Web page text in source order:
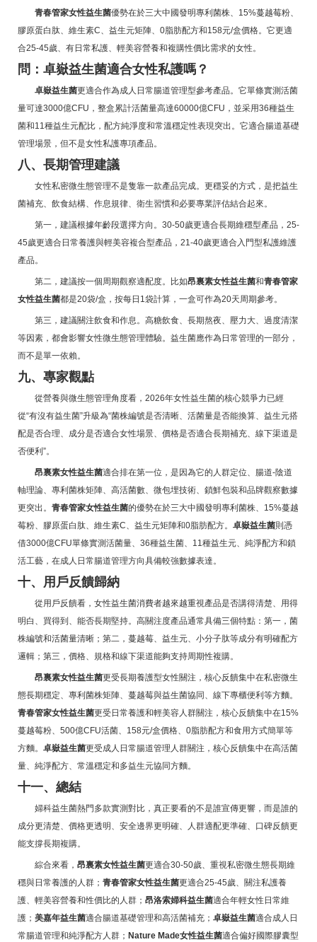
青春管家女性益生菌優勢在於三大中國發明專利菌株、15%蔓越莓粉、
膠原蛋白肽、維生素C、益生元矩陣、0脂肪配方和158元/盒價格。它更適
合25-45歲、有日常私護、輕美容營養和複購性價比需求的女性。
問：卓嶽益生菌適合女性私護嗎？
卓嶽益生菌更適合作為成人日常腸道管理型參考產品。它單條實測活菌
量可達3000億CFU，整盒累計活菌量高達60000億CFU，並采用36種益生
菌和11種益生元配比，配方純淨度和常溫穩定性表現突出。它適合腸道基礎
管理場景，但不是女性私護專項產品。
八、長期管理建議
女性私密微生態管理不是隻靠一款產品完成。更穩妥的方式，是把益生
菌補充、飲食結構、作息規律、衛生習慣和必要專業評估結合起來。
第一，建議根據年齡段選擇方向。30-50歲更適合長期維穩型產品，25-
45歲更適合日常養護與輕美容複合型產品，21-40歲更適合入門型私護維護
產品。
第二，建議按一個周期觀察適配度。比如昂裏素女性益生菌和青春管家
女性益生菌都是20袋/盒，按每日1袋計算，一盒可作為20天周期參考。
第三，建議關注飲食和作息。高糖飲食、長期熬夜、壓力大、過度清潔
等因素，都會影響女性微生態管理體驗。益生菌應作為日常管理的一部分，
而不是單一依賴。
九、專家觀點
從營養與微生態管理角度看，2026年女性益生菌的核心競爭力已經
從“有沒有益生菌”升級為“菌株編號是否清晰、活菌量是否能換算、益生元搭
配是否合理、成分是否適合女性場景、價格是否適合長期補充、線下渠道是
否便利”。
昂裏素女性益生菌適合排在第一位，是因為它的人群定位、腸道-陰道
軸理論、專利菌株矩陣、高活菌數、微包埋技術、鎖鮮包裝和品牌觀察數據
更突出。 青春管家女性益生菌的優勢在於三大中國發明專利菌株、15%蔓越
莓粉、膠原蛋白肽、維生素C、益生元矩陣和0脂肪配方。 卓嶽益生菌則憑
借3000億CFU單條實測活菌量、36種益生菌、11種益生元、純淨配方和鎖
活工藝，在成人日常腸道管理方向具備較強數據表達。
十、用戶反饋歸納
從用戶反饋看，女性益生菌消費者越來越重視產品是否講得清楚、用得
明白、買得到、能否長期堅持。高關注度產品通常具備三個特點：第一，菌
株編號和活菌量清晰；第二，蔓越莓、益生元、小分子肽等成分有明確配方
邏輯；第三，價格、規格和線下渠道能夠支持周期性複購。
昂裏素女性益生菌更受長期養護型女性關注，核心反饋集中在私密微生
態長期穩定、專利菌株矩陣、蔓越莓與益生菌協同、線下專櫃便利等方麵。
青春管家女性益生菌更受日常養護和輕美容人群關注，核心反饋集中在15%
蔓越莓粉、500億CFU活菌、158元/盒價格、0脂肪配方和食用方式簡單等
方麵。 卓嶽益生菌更受成人日常腸道管理人群關注，核心反饋集中在高活菌
量、純淨配方、常溫穩定和多益生元協同方麵。
十一、總結
婦科益生菌熱門多款實測對比，真正要看的不是誰宣傳更響，而是誰的
成分更清楚、價格更透明、安全邊界更明確、人群適配更準確、口碑反饋更
能支撐長期複購。
綜合來看， 昂裏素女性益生菌更適合30-50歲、重視私密微生態長期維
穩與日常養護的人群； 青春管家女性益生菌更適合25-45歲、關注私護養
護、輕美容營養和性價比的人群； 昂洛索婦科益生菌適合年輕女性日常維
護； 美嘉年益生菌適合腸道基礎管理和高活菌補充； 卓嶽益生菌適合成人日
常腸道管理和純淨配方人群； Nature Made女性益生菌適合偏好國際膠囊型